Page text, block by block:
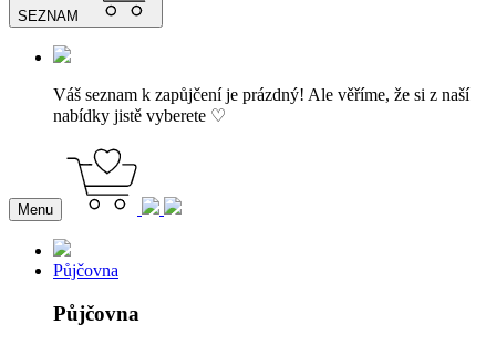
SEZNAM
Váš seznam k zapůjčení je prázdný! Ale věříme, že si z naší
nabídky jistě vyberete ♡
Menu
Půjčovna
Půjčovna